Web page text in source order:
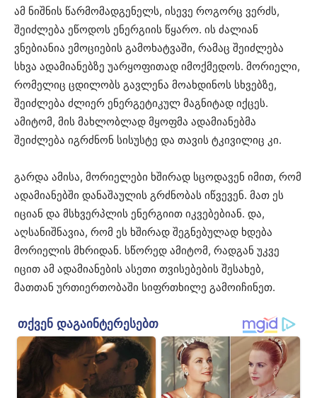
ამ ნიშნის წარმომადგენელს, ისევე როგორც ვერძს,
შეიძლება ეწოდოს ენერგიის წყარო. ის ძალიან
ვნებიანია ემოციების გამოხატვაში, რამაც შეიძლება
სხვა ადამიანებზე უარყოფითად იმოქმედოს. მორიელი,
რომელიც ცდილობს გავლენა მოახდინოს სხვებზე,
შეიძლება ძლიერ ენერგეტიკულ მაგნიტად იქცეს.
ამიტომ, მის მახლობლად მყოფმა ადამიანებმა
შეიძლება იგრძნონ სისუსტე და თავის ტკივილიც კი.
გარდა ამისა, მორიელები ხშირად სცოდავენ იმით, რომ
ადამიანებში დანაშაულის გრძნობას იწვევენ. მათ ეს
იციან და მსხვერპლის ენერგიით იკვებებიან. და,
აღსანიშნავია, რომ ეს ხშირად შეგნებულად ხდება
მორიელის მხრიდან. სწორედ ამიტომ, რადგან უკვე
იცით ამ ადამიანების ასეთი თვისებების შესახებ,
მათთან ურთიერთობაში სიფრთხილე გამოიჩინეთ.